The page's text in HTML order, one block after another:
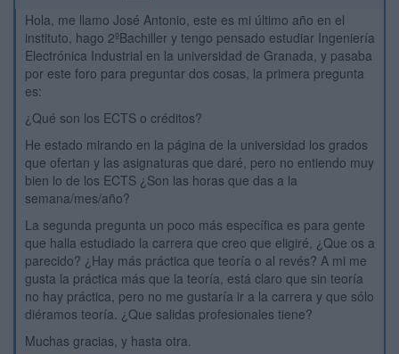
Hola, me llamo José Antonio, este es mi último año en el
instituto, hago 2ºBachiller y tengo pensado estudiar Ingeniería
Electrónica Industrial en la universidad de Granada, y pasaba
por este foro para preguntar dos cosas, la primera pregunta
es:
¿Qué son los ECTS o créditos?
He estado mirando en la página de la universidad los grados
que ofertan y las asignaturas que daré, pero no entiendo muy
bien lo de los ECTS ¿Son las horas que das a la
semana/mes/año?
La segunda pregunta un poco más específica es para gente
que halla estudiado la carrera que creo que eligiré, ¿Que os a
parecido? ¿Hay más práctica que teoría o al revés? A mi me
gusta la práctica más que la teoría, está claro que sin teoría
no hay práctica, pero no me gustaría ir a la carrera y que sólo
diéramos teoría. ¿Que salidas profesionales tiene?
Muchas gracias, y hasta otra.